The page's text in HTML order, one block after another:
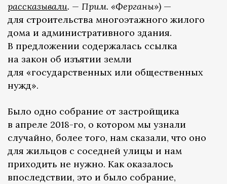
рассказывали. — Прим. «Ферганы») —
для строительства многоэтажного жилого
дома и административного здания.
В предложении содержалась ссылка
на закон об изъятии земли
для «государственных или общественных
нужд».
Было одно собрание от застройщика
в апреле 2018-го, о котором мы узнали
случайно, более того, нам сказали, что оно
для жильцов с соседней улицы и нам
приходить не нужно. Как оказалось
впоследствии, это и было собрание,